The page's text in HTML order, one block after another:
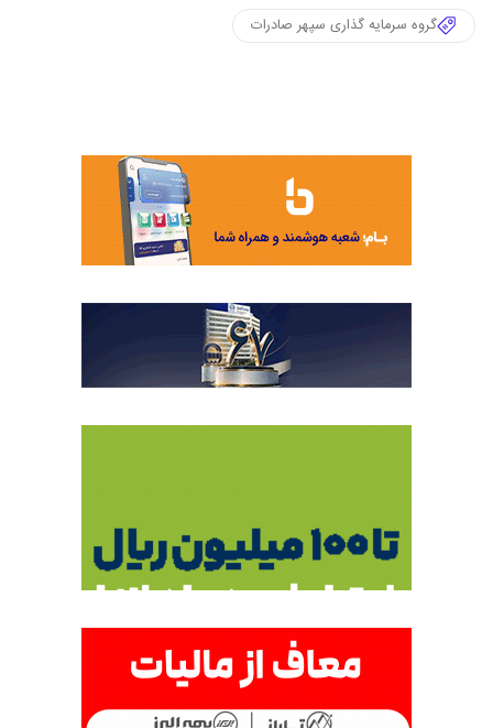
گروه سرمایه گذاری سپهر صادرات